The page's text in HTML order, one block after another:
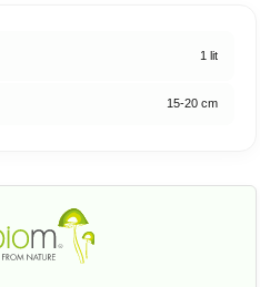
1 lit
15-20 cm